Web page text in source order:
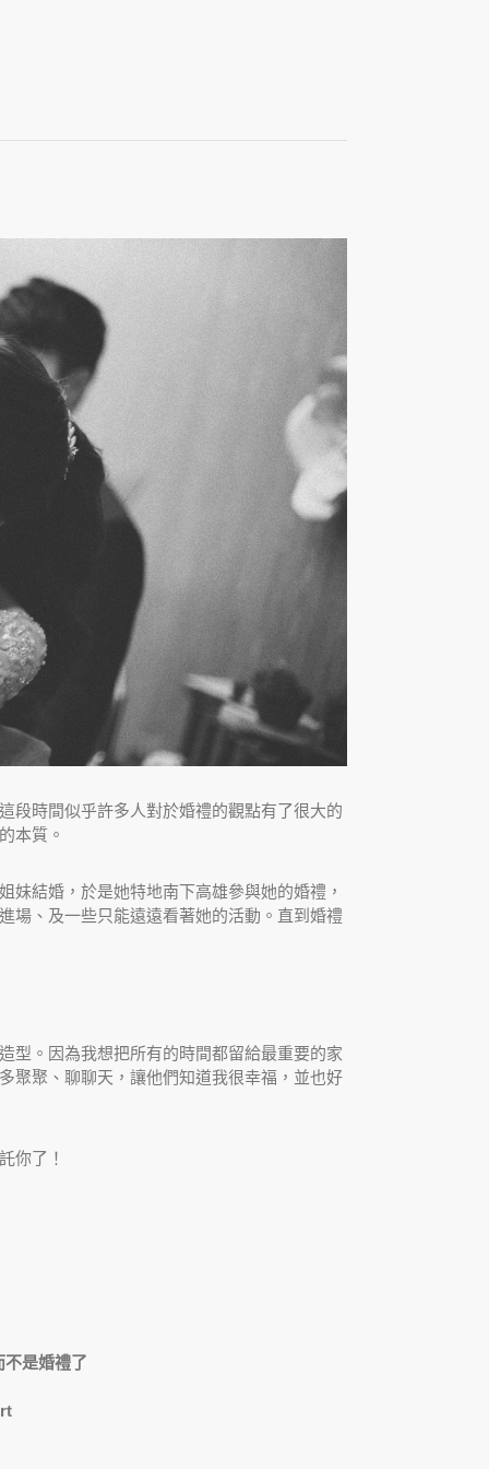
段時間似乎許多人對於婚禮的觀點有了很大的
本質。
妹結婚，於是她特地南下高雄參與她的婚禮，
場、及一些只能遠遠看著她的活動。直到婚禮
型。因為我想把所有的時間都留給最重要的家
聚聚、聊聊天，讓他們知道我很幸福，並也好
你了！
不是婚禮了